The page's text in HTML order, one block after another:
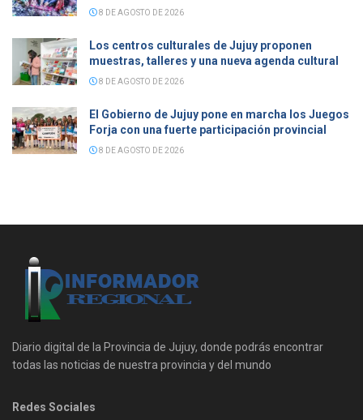
8 DE AGOSTO DE 2026
Los centros culturales de Jujuy proponen
muestras, talleres y una nueva agenda cultural
8 DE AGOSTO DE 2026
El Gobierno de Jujuy pone en marcha los Juegos
Forja con una fuerte participación provincial
8 DE AGOSTO DE 2026
Diario digital de la Provincia de Jujuy, donde podrás encontrar
todas las noticias de nuestra provincia y del mundo
Redes Sociales